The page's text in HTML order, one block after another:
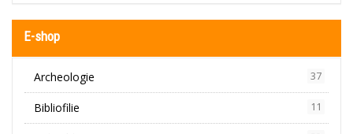
E-shop
Archeologie 37
Bibliofilie 11